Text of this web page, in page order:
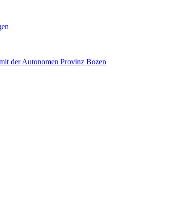
der Autonomen Provinz Bozen